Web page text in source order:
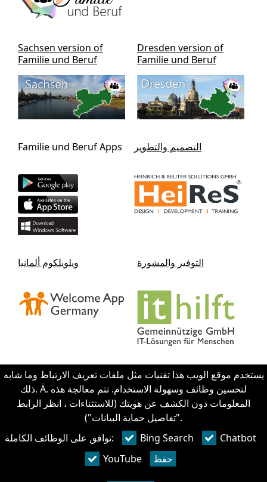
يستخدم موقع الويب هذا تقنيات مثل ملفات تعريف الارتباط وما شابه
ذلك. Ä. لتحسين وظائف وسهولة الاستخدام. تتم معالجة هذه
المعلومات دون الكشف عن هويتك (للاستثناءات ، انظر الرابط
"تفاصيل حماية البيانات").
توافق على الوظائف الكاملة:
Bing Search
Chatbot
YouTube
حفظ
Sachsen version of
Familie und Beruf
Dresden version of
Familie und Beruf
Familie und Beruf Apps التصميم والتطوير
ويلويلكوم ألمانيا التوفير والمشورة
Contact IThilft gGmbH
+49 351 - 312 930 64
info@it-hilft.de